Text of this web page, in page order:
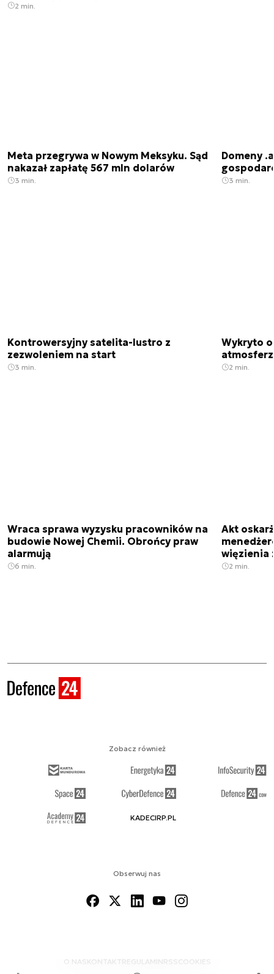
2 min.
Meta przegrywa w Nowym Meksyku. Sąd
nakazał zapłatę 567 mln dolarów
3 min.
Domeny
3 min.
Kontrowersyjny satelita-lustro z
zezwoleniem na start
3 min.
Wykryto
2 min.
Wraca sprawa wyzysku pracowników na
budowie Nowej Chemii. Obrońcy praw
alarmują
6 min.
Akt
więzienia
2 min.
Obserwuj nas
O NAS KONTAKTREGULAMINRSS COOKIES
Zobacz również
KADECIRP.PL